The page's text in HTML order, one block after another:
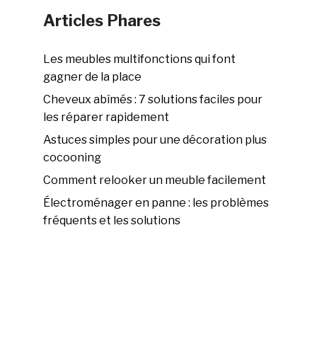
Articles Phares
Les meubles multifonctions qui font
gagner de la place
Cheveux abîmés : 7 solutions faciles pour
les réparer rapidement
Astuces simples pour une décoration plus
cocooning
Comment relooker un meuble facilement
Électroménager en panne : les problèmes
fréquents et les solutions